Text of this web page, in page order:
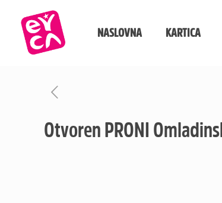
NASLOVNA KARTICA
Otvoren PRONI